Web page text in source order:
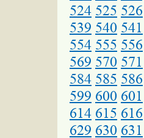
524 525 526
539 540 541
554 555 556
569 570 571
584 585 586
599 600 601
614 615 616
629 630 631